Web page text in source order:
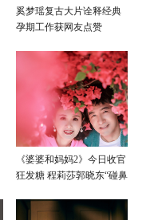
奚梦瑶复古大片诠释经典
孕期工作获网友点赞
《婆婆和妈妈2》今日收官
狂发糖 程莉莎郭晓东“碰鼻